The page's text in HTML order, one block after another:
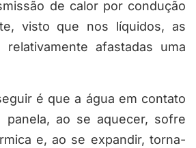
de calor por condução
visto que nos líquidos, as
relativamente afastadas uma
é que a água em contato
ao se aquecer, sofre
e, ao se expandir, torna-